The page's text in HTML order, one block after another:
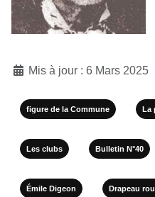
Mis à jour : 6 Mars 2025
figure de la Commune La
Les clubs Bulletin N°40
Émile Digeon Drapeau